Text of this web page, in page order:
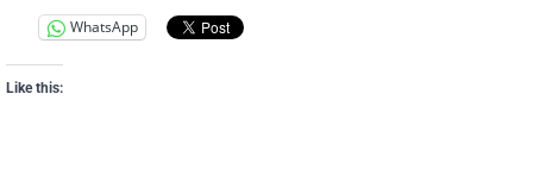
WhatsApp
Like this: